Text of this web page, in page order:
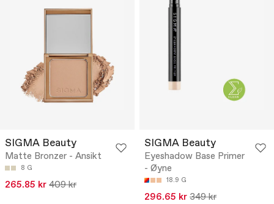
SIGMA Beauty
Matte Bronzer - Ansikt
8 G
265.85 kr 409 kr
SIGMA Beauty
Eyeshadow Base Primer
- Øyne
18.9 G
296.65 kr 349 kr